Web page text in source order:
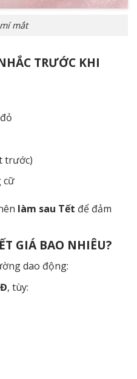
mắt
TRƯỚC KHI
trước)
cữ
làm sau Tết để đảm
GIÁ BAO NHIÊU?
dao động:
, tùy: